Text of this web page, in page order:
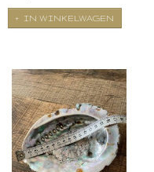
IN WINKELWAGEN